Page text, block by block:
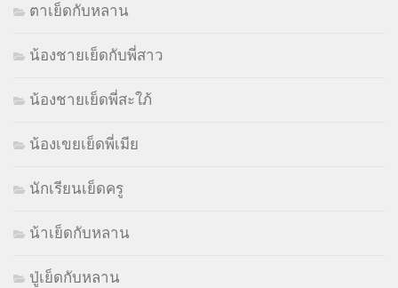
ตาเย็ดกับหลาน
น้องชายเย็ดกับพี่สาว
น้องชายเย็ดพี่สะใภ้
น้องเขยเย็ดพี่เมีย
นักเรียนเย็ดครู
น้าเย็ดกับหลาน
ปู่เย็ดกับหลาน